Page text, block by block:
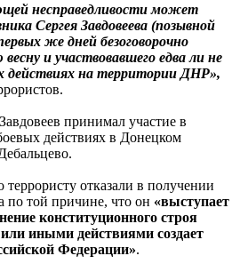
несправедливости может
Сергея Завдовеева (позывной
же дней безоговорочно
и участвовавшего едва ли не
действиях на территории ДНР»,
принимал участие в
действиях в Донецком
террористу отказали в получении
по той причине, что он «выступает
конституционного строя
иными действиями создает
Федерации».